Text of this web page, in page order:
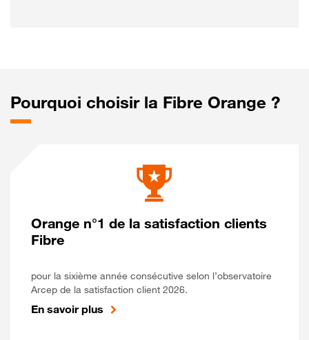
Pourquoi choisir la Fibre Orange ?
Orange n°1 de la satisfaction clients
Fibre
pour la sixième année consécutive selon l’observatoire
Arcep de la satisfaction client 2026.
En savoir plus